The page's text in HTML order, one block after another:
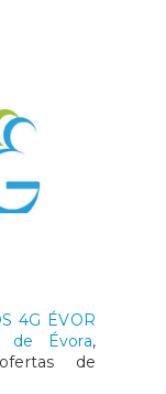
4G ÉVOR
de Évora,
de